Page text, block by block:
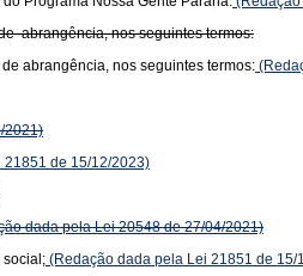
abrangência, nos seguintes termos:
abrangência, nos seguintes termos:
2021)
de 15/12/2023)
dada pela Lei 20548 de 27/04/2021)
social; (Redação dada pela Lei 21851 de 15/